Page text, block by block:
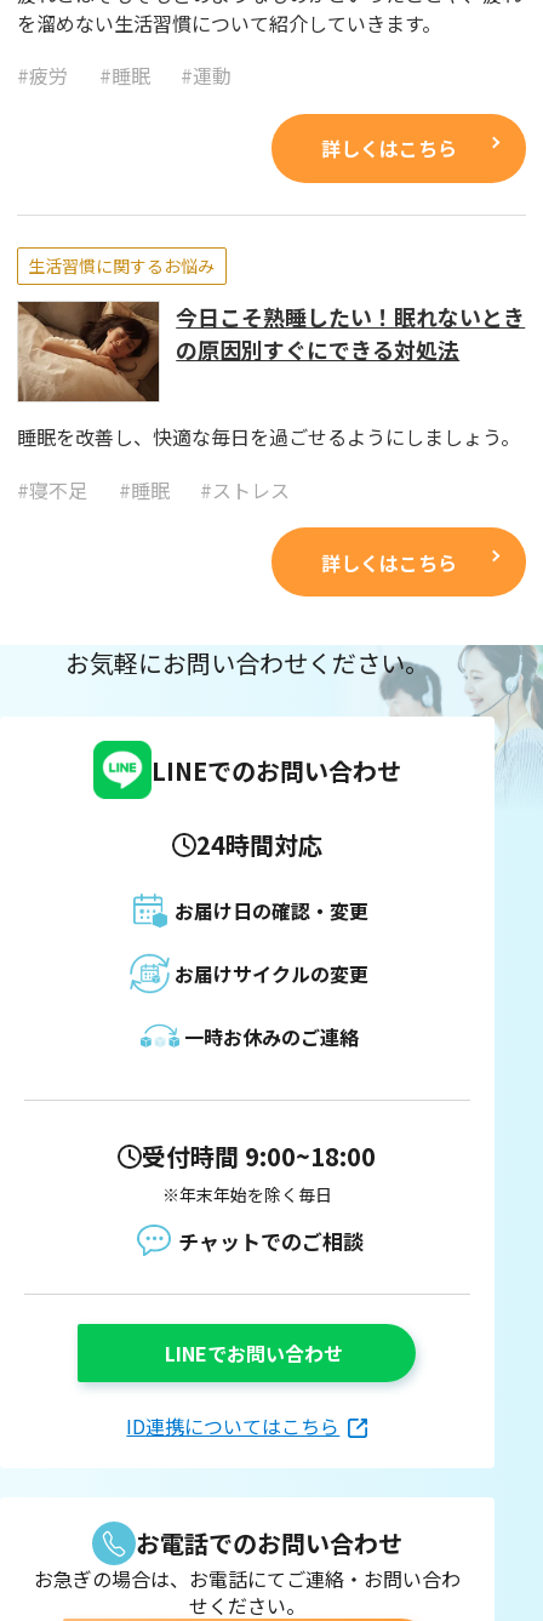
を溜めない生活習慣について紹介していきます。
#疲労 #睡眠 #運動
詳しくはこちら
生活習慣に関するお悩み
今日こそ熟睡したい！眠れないとき
の原因別すぐにできる対処法
睡眠を改善し、快適な毎日を過ごせるようにしましょう。
#寝不足 #睡眠 #ストレス
詳しくはこちら
お気軽にお問い合わせください。
LINEでのお問い合わせ
24時間対応
お届け日の確認・変更
お届けサイクルの変更
一時お休みのご連絡
受付時間 9:00~18:00
※年末年始を除く毎日
チャットでのご相談
LINEでお問い合わせ
ID連携についてはこちら
お電話でのお問い合わせ
お急ぎの場合は、お電話にてご連絡・お問い合わ
せください。